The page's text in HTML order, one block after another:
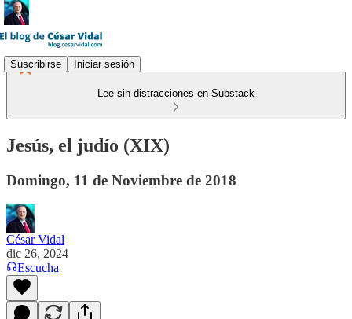
Suscribirse Iniciar sesión
Lee sin distracciones en Substack
Jesús, el judío (XIX)
Domingo, 11 de Noviembre de 2018
César Vidal
dic 26, 2024
Escucha